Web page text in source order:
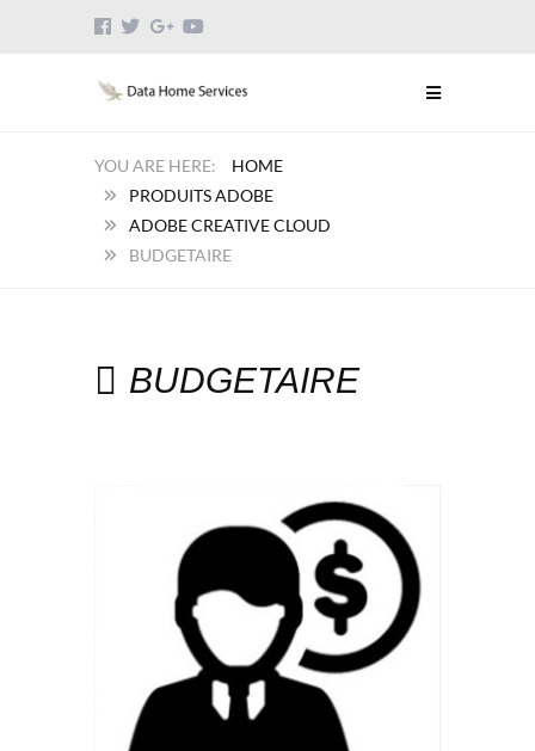
HOME
PRODUITS ADOBE
ADOBE CREATIVE CLOUD
BUDGETAIRE
BUDGETAIRE